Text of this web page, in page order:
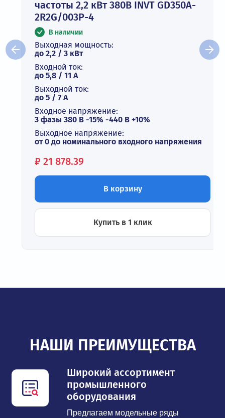
частоты 2,2 кВт 380В INVT GD350A-
2R2G/003P-4
В наличии
Выходная мощность:
до 2,2 / 3 кВт
Входной ток:
до 5,8 / 11 А
Выходной ток:
до 5 / 7 A
Входное напряжение:
3 фазы 380 В -15% -440 В +10%
Выходное напряжение:
от 0 до номинального входного напряжения
Цена:
₽ 21 878.39
В корзину
Купить в 1 клик
НАШИ ПРЕИМУЩЕСТВА
Широкий ассортимент
промышленного
оборудования
Предлагаем модельные ряды